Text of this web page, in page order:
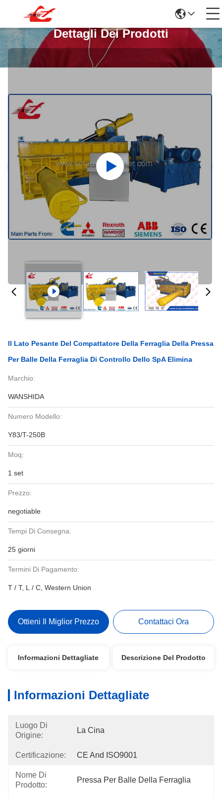
Dettagli Dei Prodotti
Il Lato Pesante Del Compattatore Della Ferraglia Della Pressa
Per Balle Della Ferraglia Di Controllo Dello SpA Elimina
Marchio:
WANSHIDA
Numero Modello:
Y83/T-250B
Moq:
1 set
Prezzo:
negotiable
Tempi Di Consegna:
25 giorni
Termini Di Pagamento:
T / T, L / C, Western Union
Ottieni Il Miglior Prezzo Contattaci Ora
Informazioni Dettagliate Descrizione Del Prodotto
Informazioni Dettagliate
Luogo Di
Origine:
La Cina
Certificazione: CE And ISO9001
Nome Di
Prodotto:
Pressa Per Balle Della Ferraglia